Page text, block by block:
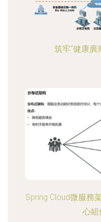
筑牢“健康廣
Spring Cloud微服務
心組